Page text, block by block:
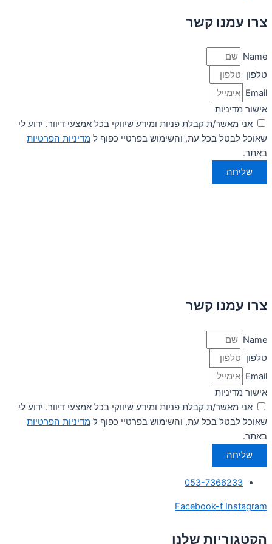
צרו עמנו קשר
Name
טלפון
Email
אישור מדיניות
אני מאשר/ת קבלת פניות ומידע שיווקי בכל אמצעי דיוור. ידוע לי
שאוכל לבטל בכל עת, והשימוש בפרטיי כפוף ל מדיניות הפרטיות
באתר.
שליחה
צרו עמנו קשר
Name
טלפון
Email
אישור מדיניות
אני מאשר/ת קבלת פניות ומידע שיווקי בכל אמצעי דיוור. ידוע לי
שאוכל לבטל בכל עת, והשימוש בפרטיי כפוף ל מדיניות הפרטיות
באתר.
שליחה
053-7366233
Facebook-f Instagram
הקטגוריות שלנו